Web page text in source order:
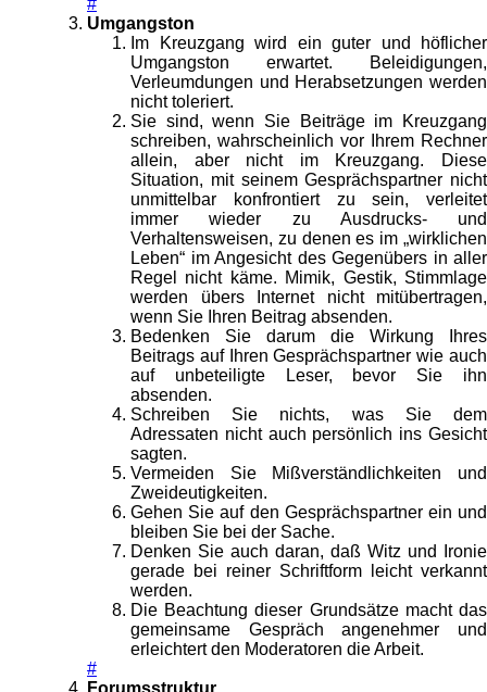
#
Umgangston
Im Kreuzgang wird ein guter und höflicher
Umgangston erwartet. Beleidigungen,
Verleumdungen und Herabsetzungen werden
nicht toleriert.
Sie sind, wenn Sie Beiträge im Kreuzgang
schreiben, wahrscheinlich vor Ihrem Rechner
allein, aber nicht im Kreuzgang. Diese
Situation, mit seinem Gesprächspartner nicht
unmittelbar konfrontiert zu sein, verleitet
immer wieder zu Ausdrucks- und
Verhaltensweisen, zu denen es im „wirklichen
Leben“ im Angesicht des Gegenübers in aller
Regel nicht käme. Mimik, Gestik, Stimmlage
werden übers Internet nicht mitübertragen,
wenn Sie Ihren Beitrag absenden.
Bedenken Sie darum die Wirkung Ihres
Beitrags auf Ihren Gesprächspartner wie auch
auf unbeteiligte Leser, bevor Sie ihn
absenden.
Schreiben Sie nichts, was Sie dem
Adressaten nicht auch persönlich ins Gesicht
sagten.
Vermeiden Sie Mißverständlichkeiten und
Zweideutigkeiten.
Gehen Sie auf den Gesprächspartner ein und
bleiben Sie bei der Sache.
Denken Sie auch daran, daß Witz und Ironie
gerade bei reiner Schriftform leicht verkannt
werden.
Die Beachtung dieser Grundsätze macht das
gemeinsame Gespräch angenehmer und
erleichtert den Moderatoren die Arbeit.
#